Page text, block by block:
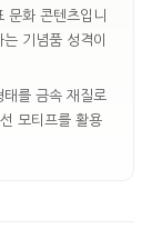
문화 콘텐츠입니
기념품 성격이
태를 금속 재질로
모티프를 활용